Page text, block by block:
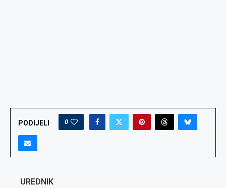
PODIJELI 0
UREDNIK